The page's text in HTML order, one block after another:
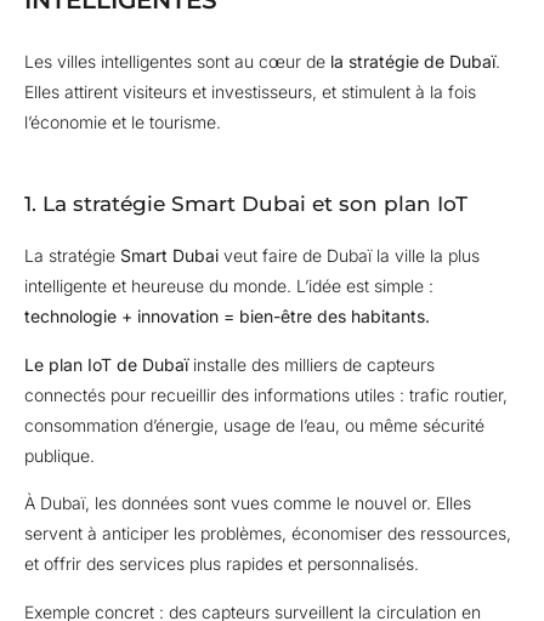
Les villes intelligentes sont au cœur de la stratégie de Dubaï.
Elles attirent visiteurs et investisseurs, et stimulent à la fois
l’économie et le tourisme.
1. La stratégie Smart Dubai et son plan IoT
La stratégie Smart Dubai veut faire de Dubaï la ville la plus
intelligente et heureuse du monde. L’idée est simple :
technologie + innovation = bien-être des habitants.
Le plan IoT de Dubaïinstalle des milliers de capteurs
connectés pour recueillir des informations utiles : trafic routier,
consommation d’énergie, usage de l’eau, ou même sécurité
publique.
À Dubaï, les données sont vues comme le nouvel or. Elles
servent à anticiper les problèmes, économiser des ressources,
et offrir des services plus rapides et personnalisés.
Exemple concret : des capteurs surveillent la circulation en